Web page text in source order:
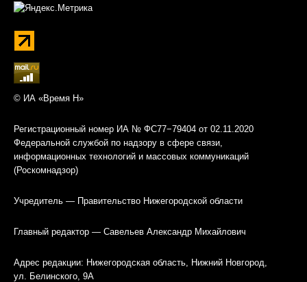
© ИА «Время Н»
Регистрационный номер ИА № ФС77−79404 от 02.11.2020
Федеральной службой по надзору в сфере связи,
информационных технологий и массовых коммуникаций
(Роскомнадзор)
Учредитель — Правительство Нижегородской области
Главный редактор — Савельев Александр Михайлович
Адрес редакции: Нижегородская область, Нижний Новгород,
ул. Белинского, 9А